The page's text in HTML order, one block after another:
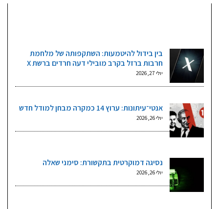
בין בידול להיטמעות: השתקפותה של מלחמת
חרבות ברזל בקרב מובילי דעה חרדים ברשת X
יולי 27, 2026
אנטי־עיתונות: ערוץ 14 כמקרה מבחן למודל חדש
יולי 26, 2026
נסיגה דמוקרטית בתקשורת: סימני שאלה
יולי 26, 2026